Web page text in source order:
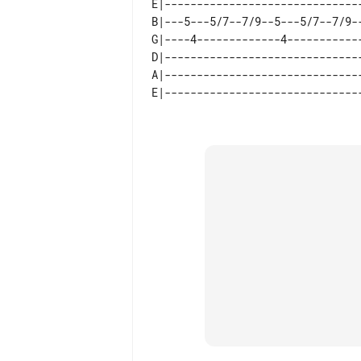
B|---5---5/7--7/9--5---5/7--7/
G|----4-------------